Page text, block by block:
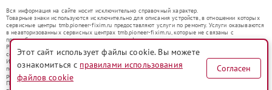
Вся информация на сайте носит исключительно справочный характер.
Товарные знаки используются исключительно для описания устройств, в отношении которых
сервисные центры tmb.pioneer-fixim.ru предоставляют услуги по ремонту. Услуги оказываются
в неавторизованных сервисных центрах tmb.pioneer-fixim.ru, которые не связаны с
правообладателями товарных знаков или их официальными представителями.
Ремонт осуществляется для устройств, уже введенных в гражданский оборот в соответствии
со статьей 1487 ГК РФ.
Использование товарных знаков не преследует цели индивидуализации услуг или введения
потребителей в заблуждение, а служит для информирования о предоставляемых услугах по
ремонту техники указанных брендов.
Представленная на сайте информация не является публичной офертой, определяемой
Этот сайт использует файлы cookie. Вы можете
ознакомиться с правилами использования
файлов cookie
Согласен